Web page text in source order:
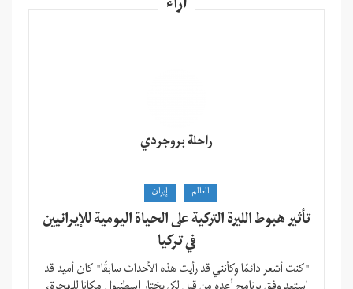
راحلة بروجردي
العالم إيران
تأثير هبوط الليرة التركية على الحياة اليومية للإيرانيين
في تركيا
"كنت أشعر دائمًا وكأنني قد رأيت هذه الأحداث سابقًا" كان أميد قد